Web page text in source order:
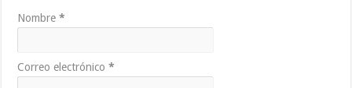
Nombre*
Correo electrónico*